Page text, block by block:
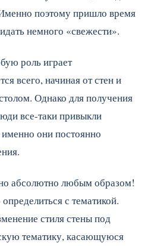
поэтому пришло время
немного «свежести».
роль играет
всего, начиная от стен и
Однако для получения
все-таки привыкли
они постоянно
абсолютно любым образом!
с тематикой.
стиля стены под
тематику, касающуюся